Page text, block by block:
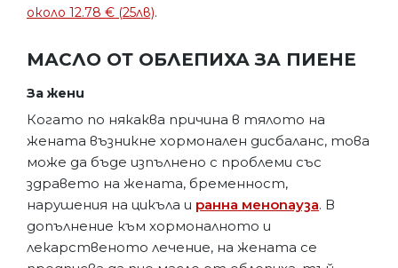
около 12.78 € (25лв).
МАСЛО ОТ ОБЛЕПИХА ЗА ПИЕНЕ
За жени
Когато по някаква причина в тялото на
жената възникне хормонален дисбаланс, това
може да бъде изпълнено с проблеми със
здравето на жената, бременност,
нарушения на цикъла и ранна менопауза. В
допълнение към хормоналното и
лекарственото лечение, на жената се